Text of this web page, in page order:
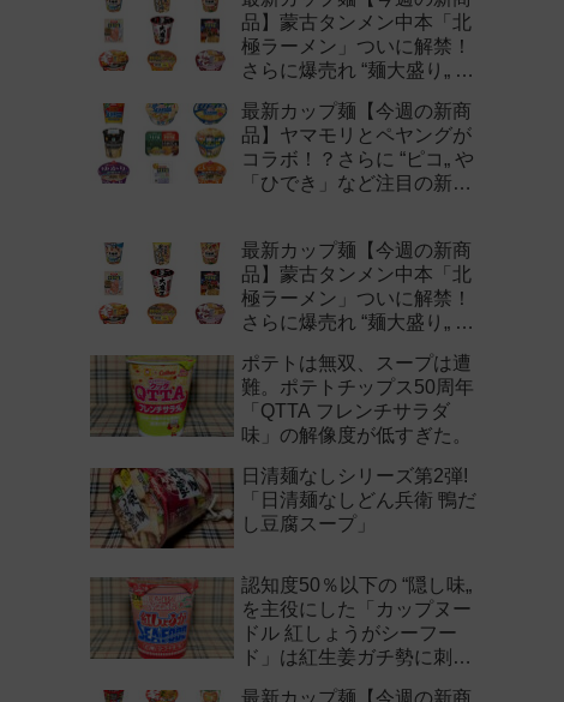
品】蒙古タンメン中本「北
極ラーメン」ついに解禁！
さらに爆売れ “麺大盛り„ シ
作まとめ！
最新カップ麺【今週の新商
品】ヤマモリとペヤングが
コラボ！？さらに “ピコ„ や
「ひでき」など注目の新作
最新カップ麺【今週の新商
品】蒙古タンメン中本「北
極ラーメン」ついに解禁！
さらに爆売れ “麺大盛り„ シ
作まとめ！
ポテトは無双、スープは遭
難。ポテトチップス50周年
「QTTA フレンチサラダ
味」の解像度が低すぎた。
日清麺なしシリーズ第2弾!
「日清麺なしどん兵衛 鴨だ
し豆腐スープ」
認知度50％以下の “隠し味„
を主役にした「カップヌー
ドル 紅しょうがシーフー
ド」は紅生姜ガチ勢に刺さ
最新カップ麺【今週の新商